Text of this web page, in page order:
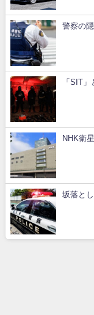
警察の
「SIT
NHK衛
坂落と